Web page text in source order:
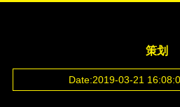
策划
Date:2019-03-21